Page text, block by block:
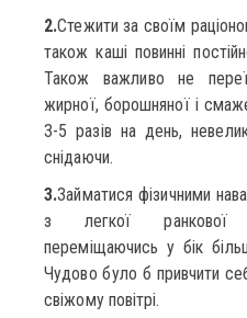
2.Стежити за своїм
також каші повинні
Також важливо не
жирної, борошняної і
3-5 разів на день,
снідаючи.
3.Займатися фізичними
з легкої ранкової
переміщаючись у бік
Чудово було б привчити
свіжому повітрі.